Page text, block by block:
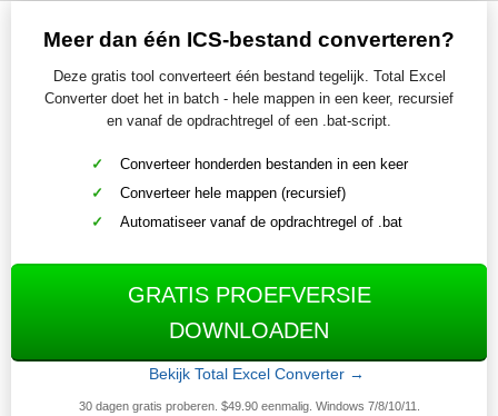
Meer dan één ICS-bestand converteren?
Deze gratis tool converteert één bestand tegelijk. Total Excel
Converter doet het in batch - hele mappen in een keer, recursief
en vanaf de opdrachtregel of een .bat-script.
Converteer honderden bestanden in een keer
Converteer hele mappen (recursief)
Automatiseer vanaf de opdrachtregel of .bat
GRATIS PROEFVERSIE
DOWNLOADEN
Bekijk Total Excel Converter →
30 dagen gratis proberen. $49.90 eenmalig. Windows 7/8/10/11.